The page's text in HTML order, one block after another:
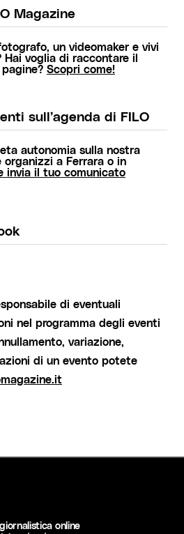
Magazine
un videomaker e vivi
Hai voglia di raccontare il
Scopri come!
sull’agenda di FILO
autonomia sulla nostra
a Ferrara o in
invia il tuo comunicato
di eventuali
nel programma degli eventi
variazione,
di un evento potete
online